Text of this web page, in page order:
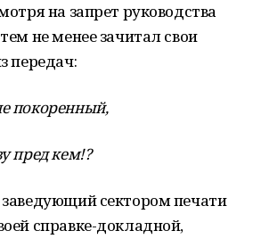
на запрет руководства
не менее зачитал свои
передач:
покоренный,
пред кем!?
сектором печати
справке-докладной,